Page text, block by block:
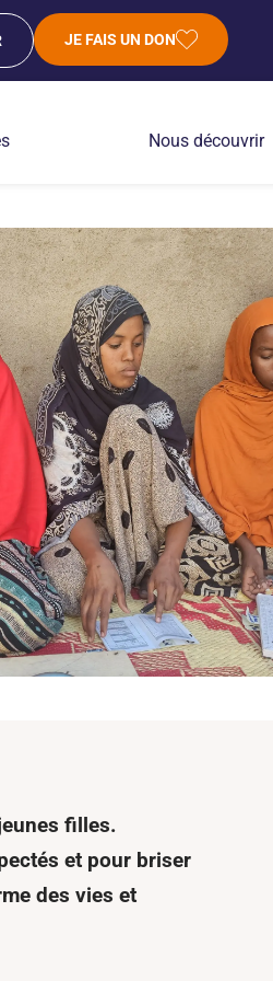
JE FAIS UN DON
Nous découvrir
filles.
et pour briser
des vies et